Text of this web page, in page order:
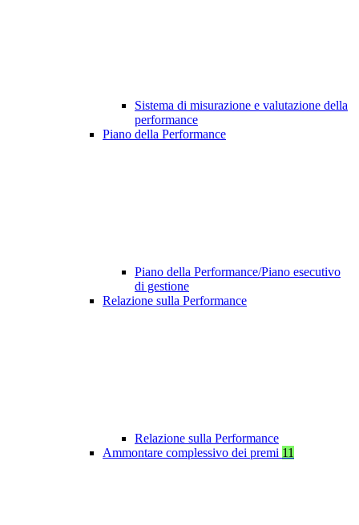
Sistema di misurazione e valutazione della
performance
Piano della Performance
Piano della Performance/Piano esecutivo
di gestione
Relazione sulla Performance
Relazione sulla Performance
Ammontare complessivo dei premi 11